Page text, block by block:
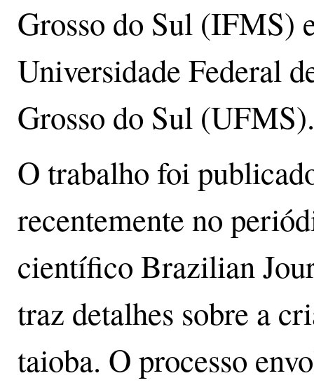
Grosso do Sul (IFMS)
Universidade Federal
Grosso do Sul (UFMS).
O trabalho foi
recentemente no
científico Brazilian
traz detalhes sobre a
taioba. O processo